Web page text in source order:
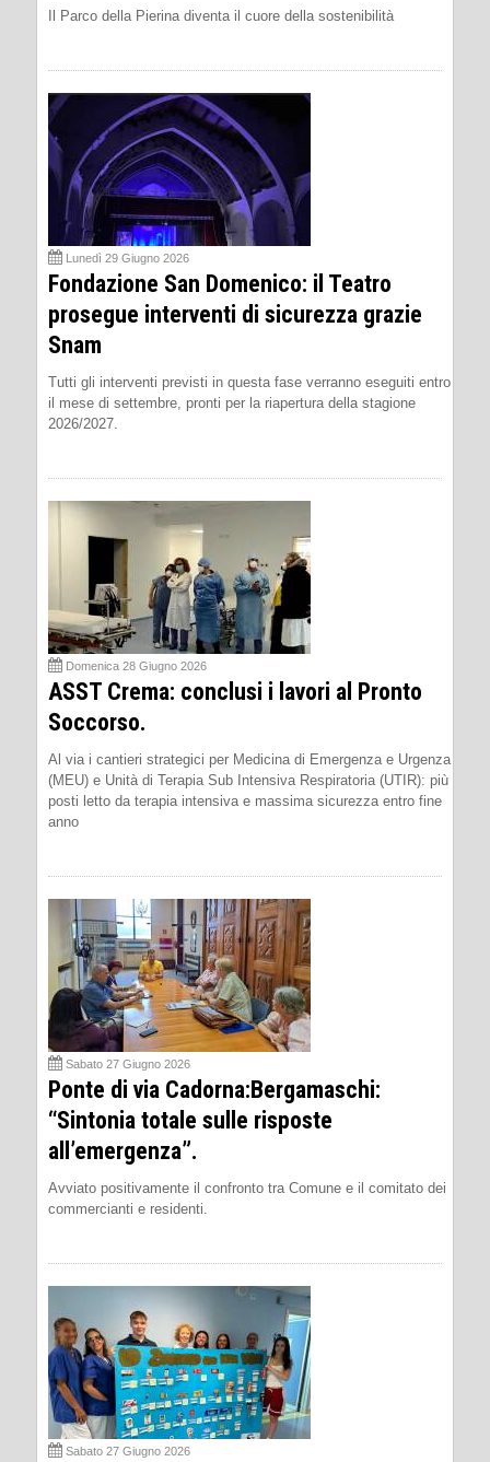
Il Parco della Pierina diventa il cuore della sostenibilità
Lunedì 29 Giugno 2026
Fondazione San Domenico: il Teatro
prosegue interventi di sicurezza grazie
Snam
Tutti gli interventi previsti in questa fase verranno eseguiti entro
il mese di settembre, pronti per la riapertura della stagione
2026/2027.
Domenica 28 Giugno 2026
ASST Crema: conclusi i lavori al Pronto
Soccorso.
Al via i cantieri strategici per Medicina di Emergenza e Urgenza
(MEU) e Unità di Terapia Sub Intensiva Respiratoria (UTIR): più
posti letto da terapia intensiva e massima sicurezza entro fine
anno
Sabato 27 Giugno 2026
Ponte di via Cadorna:Bergamaschi:
“Sintonia totale sulle risposte
all’emergenza”.
Avviato positivamente il confronto tra Comune e il comitato dei
commercianti e residenti.
Sabato 27 Giugno 2026